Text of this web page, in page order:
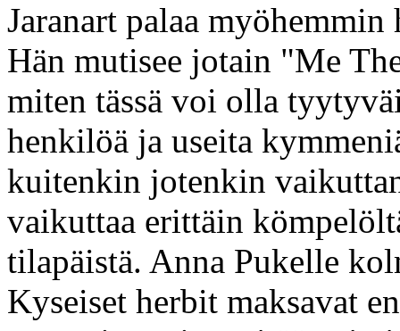
Jaranart palaa
Hän mutisee jotain "Me
miten tässä voi olla
henkilöä ja useita
kuitenkin jotenkin
vaikuttaa erittäin
tilapäistä. Anna Pukelle
Kyseiset herbit maksavat